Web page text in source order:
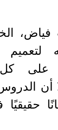
لتعميم
على
أن